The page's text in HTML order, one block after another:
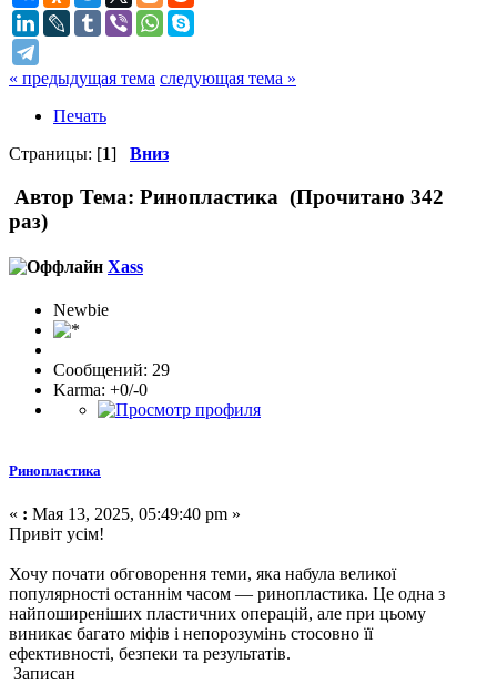
« предыдущая тема следующая тема »
Печать
Страницы: [1] Вниз
Автор Тема: Ринопластика (Прочитано 342
раз)
Xass
Newbie
Сообщений: 29
Karma: +0/-0
Ринопластика
« : Мая 13, 2025, 05:49:40 pm »
Привіт усім!
Хочу почати обговорення теми, яка набула великої
популярності останнім часом — ринопластика. Це одна з
найпоширеніших пластичних операцій, але при цьому
виникає багато міфів і непорозумінь стосовно її
ефективності, безпеки та результатів.
Записан